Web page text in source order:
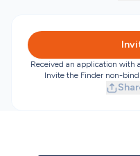
Received an application with
Invite the Finder non-